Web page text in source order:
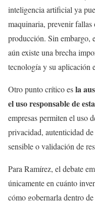
inteligencia artificial ya
maquinaria, prevenir fallas
producción. Sin embargo,
aún existe una brecha
tecnología y su aplicación
Otro punto crítico esla
el uso responsable de
empresas permiten el uso
privacidad, autenticidad
sensible o validación de
Para Ramírez, el debate
únicamente en cuánto
cómo gobernarla dentro